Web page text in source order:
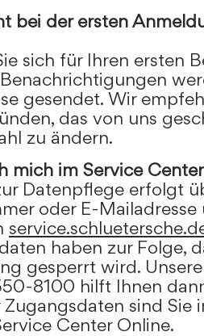
bei der ersten
sich für Ihren ersten
gesendet. Wir
das von uns
zu ändern.
mich im Service
Datenpflege erfolgt
oder E-
haben zur Folge,
gesperrt wird.
8100 hilft Ihnen
Zugangsdaten sind Sie
Center Online.